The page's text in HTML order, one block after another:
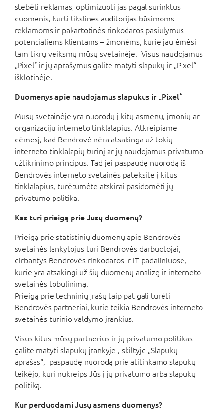
stebėti reklamas, optimizuoti jas pagal surinktus
duomenis, kurti tikslines auditorijas būsimoms
reklamoms ir pakartotinės rinkodaros pasiūlymus
potencialiems klientams – žmonėms, kurie jau ėmėsi
tam tikrų veiksmų mūsų svetainėje. Visus naudojamus
„Pixel“ ir jų aprašymus galite matyti slapukų ir „Pixel“
išklotinėje.
Duomenys apie naudojamus slapukus ir „Pixel“
Mūsų svetainėje yra nuorodų į kitų asmenų, įmonių ar
organizacijų interneto tinklalapius. Atkreipiame
dėmesį, kad Bendrovė nėra atsakinga už tokių
interneto tinklalapių turinį ar jų naudojamus privatumo
užtikrinimo principus. Tad jei paspaudę nuorodą iš
Bendrovės interneto svetainės pateksite į kitus
tinklalapius, turėtumėte atskirai pasidomėti jų
privatumo politika.
Kas turi prieigą prie Jūsų duomenų?
Prieigą prie statistinių duomenų apie Bendrovės
svetainės lankytojus turi Bendrovės darbuotojai,
dirbantys Bendrovės rinkodaros ir IT padaliniuose,
kurie yra atsakingi už šių duomenų analizę ir interneto
svetainės tobulinimą.
Prieigą prie techninių įrašų taip pat gali turėti
Bendrovės partneriai, kurie teikia Bendrovės interneto
svetainės turinio valdymo įrankius.
Visus kitus mūsų partnerius ir jų privatumo politikas
galite matyti slapukų įrankyje , skiltyje „Slapukų
aprašas“, paspaudę nuorodą prie atitinkamo slapukų
teikėjo, kuri nukreips Jūs į jų privatumo arba slapukų
politiką.
Kur perduodami Jūsų asmens duomenys?